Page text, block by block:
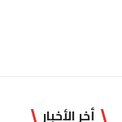
أخر الأخبار